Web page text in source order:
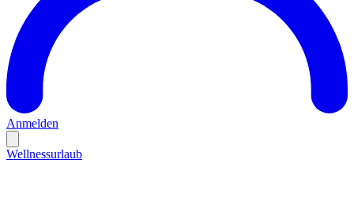
Anmelden
Wellnessurlaub